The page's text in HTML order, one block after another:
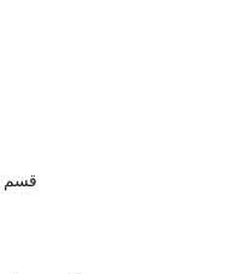
إنشاء خطة الولادة C- قسم